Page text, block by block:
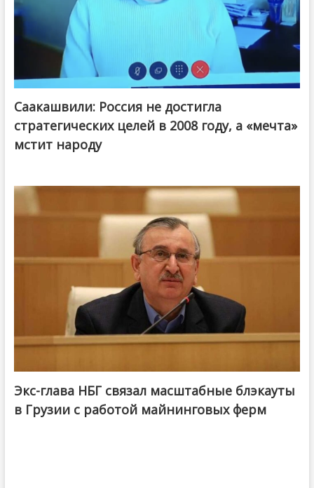
Саакашвили: Россия не достигла
стратегических целей в 2008 году, а «мечта»
мстит народу
Экс-глава НБГ связал масштабные блэкауты
в Грузии с работой майнинговых ферм